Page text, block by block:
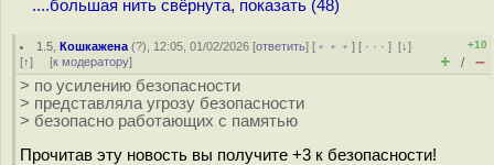
....большая нить свёрнута, показать (48)
1.5 ,Кошкажена (?), 12:05, 01/02/2026 [ответить] [ ﹢﹢﹢] [ · · ·][↓]
[↑] [к модератору]
+10
+ / –
> по усилению безопасности
> представляла угрозу безопасности
> безопасно работающих с памятью
Прочитав эту новость вы получите +3 к безопасности!